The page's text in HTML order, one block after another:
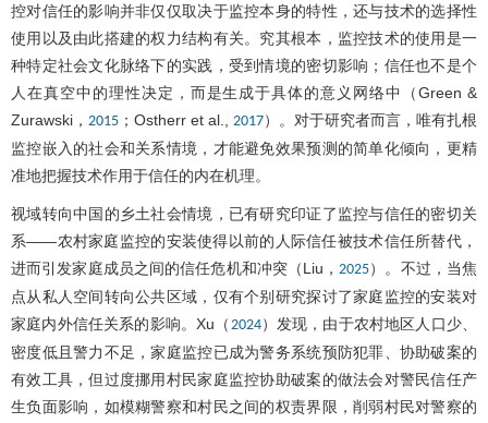
控对信任的影响并非仅仅取决于监控本身的特性，还与技术的选择性
使用以及由此搭建的权力结构有关。究其根本，监控技术的使用是一
种特定社会文化脉络下的实践，受到情境的密切影响；信任也不是个
人在真空中的理性决定，而是生成于具体的意义网络中（Green &
Zurawski， 2015 ；Ostherr et al., 2017）。对于研究者而言，唯有扎根
监控嵌入的社会和关系情境，才能避免效果预测的简单化倾向，更精
准地把握技术作用于信任的内在机理。
视域转向中国的乡土社会情境，已有研究印证了监控与信任的密切关
系——农村家庭监控的安装使得以前的人际信任被技术信任所替代，
进而引发家庭成员之间的信任危机和冲突（Liu， 2025）。不过，当焦
点从私人空间转向公共区域，仅有个别研究探讨了家庭监控的安装对
家庭内外信任关系的影响。Xu（ 2024）发现，由于农村地区人口少、
密度低且警力不足，家庭监控已成为警务系统预防犯罪、协助破案的
有效工具，但过度挪用村民家庭监控协助破案的做法会对警民信任产
生负面影响，如模糊警察和村民之间的权责界限，削弱村民对警察的